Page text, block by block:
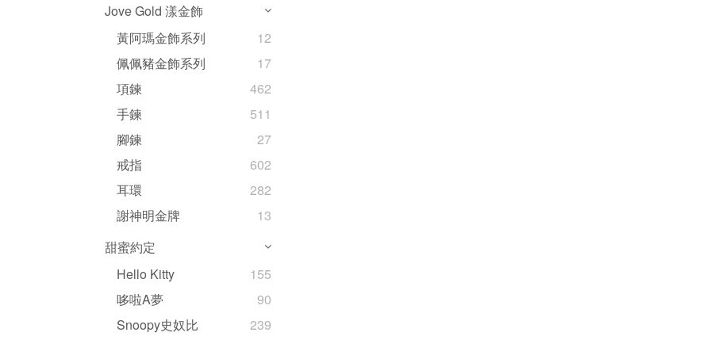
Jove Gold 漾金飾
黃阿瑪金飾系列
12
佩佩豬金飾系列
17
項鍊
462
手鍊
511
腳鍊
27
戒指
602
耳環
282
謝神明金牌
13
甜蜜約定
Hello Kitty
155
哆啦A夢
90
Snoopy史奴比
239